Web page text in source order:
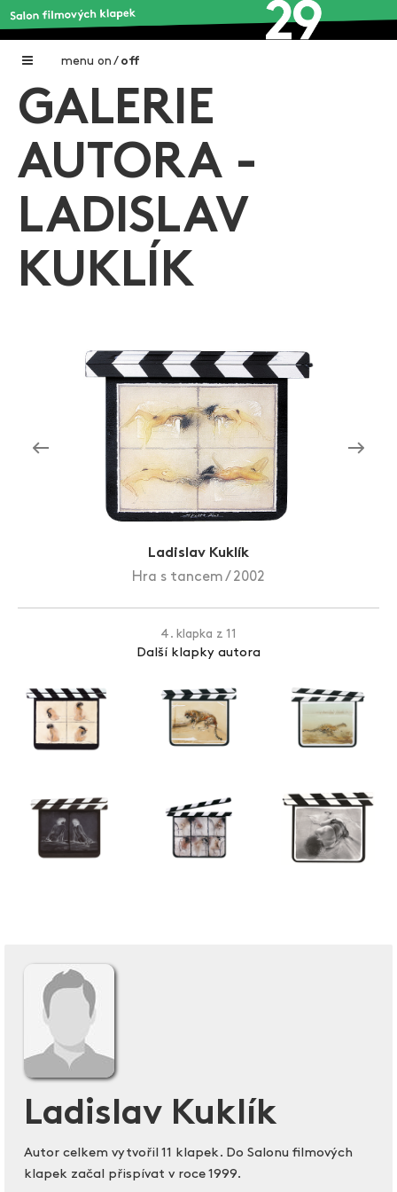
menu on / off
Home
Galerie filmových klapek
Autoři filmových klapek
O projektu
Aktuality
Zlín Film Festival
GALERIE
AUTORA -
LADISLAV
KUKLÍK
Ladislav Kuklík
Hra s tancem / 2002
4. klapka z 11
Další klapky autora
Ladislav Kuklík
Autor celkem vytvořil 11 klapek. Do Salonu filmových
klapek začal přispívat v roce 1999.